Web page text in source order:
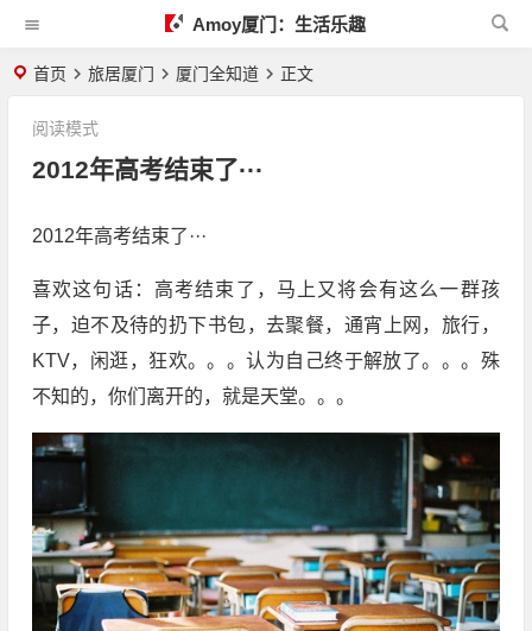
Amoy厦门：生活乐趣
首页 旅居厦门 厦门全知道 正文
2012年高考结束了···
阅读模式
2012年高考结束了···
喜欢这句话：高考结束了，马上又将会有这么一群孩
子，迫不及待的扔下书包，去聚餐，通宵上网，旅行，
KTV，闲逛，狂欢。。。认为自己终于解放了。。。殊
不知的，你们离开的，就是天堂。。。